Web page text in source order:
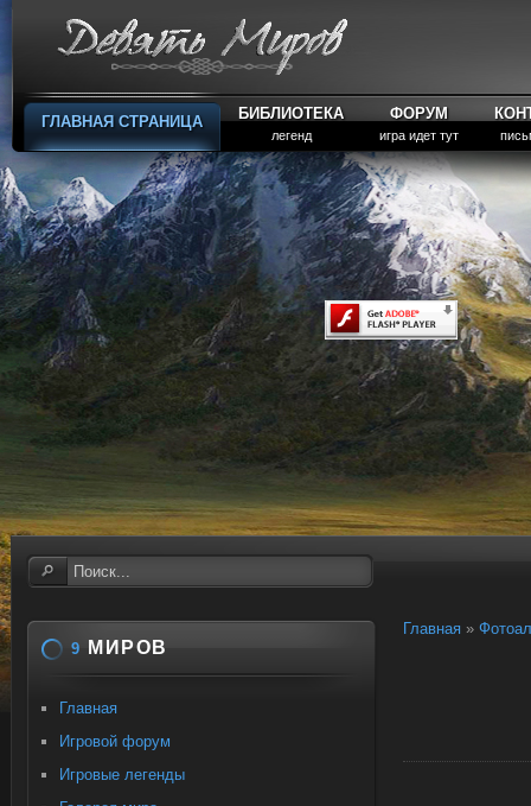
ГЛАВНАЯ СТРАНИЦА БИБЛИОТЕКА
легенд
ФОРУМ
игра идет тут
Главная »
9 МИРОВ
Главная
Игровой форум
Игровые легенды